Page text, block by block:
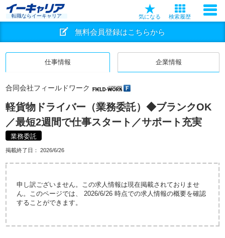
転職ならイーキャリア 気になる 検索履歴
無料会員登録はこちらから
仕事情報 企業情報
合同会社フィールドワーク
軽貨物ドライバー（業務委託）◆ブランクOK
／最短2週間で仕事スタート／サポート充実
業務委託
掲載終了日： 2026/6/26
申し訳ございません。この求人情報は現在掲載されておりませ
ん。このページでは、 2026/6/26 時点での求人情報の概要を確認
することができます。